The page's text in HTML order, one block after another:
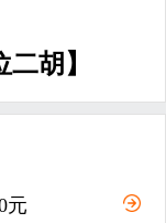
胡】
元